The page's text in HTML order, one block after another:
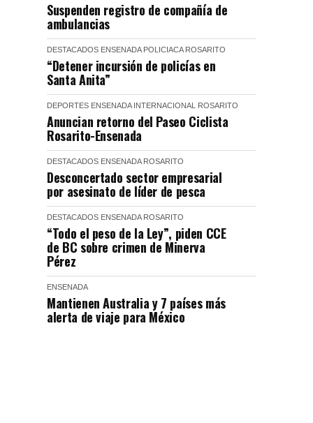
Suspenden registro de compañía de
ambulancias
DESTACADOS ENSENADA POLICIACA ROSARITO
“Detener incursión de policías en
Santa Anita”
DEPORTES ENSENADA INTERNACIONAL ROSARITO
Anuncian retorno del Paseo Ciclista
Rosarito-Ensenada
DESTACADOS ENSENADA ROSARITO
Desconcertado sector empresarial
por asesinato de líder de pesca
DESTACADOS ENSENADA ROSARITO
“Todo el peso de la Ley”, piden CCE
de BC sobre crimen de Minerva
Pérez
ENSENADA
Mantienen Australia y 7 países más
alerta de viaje para México